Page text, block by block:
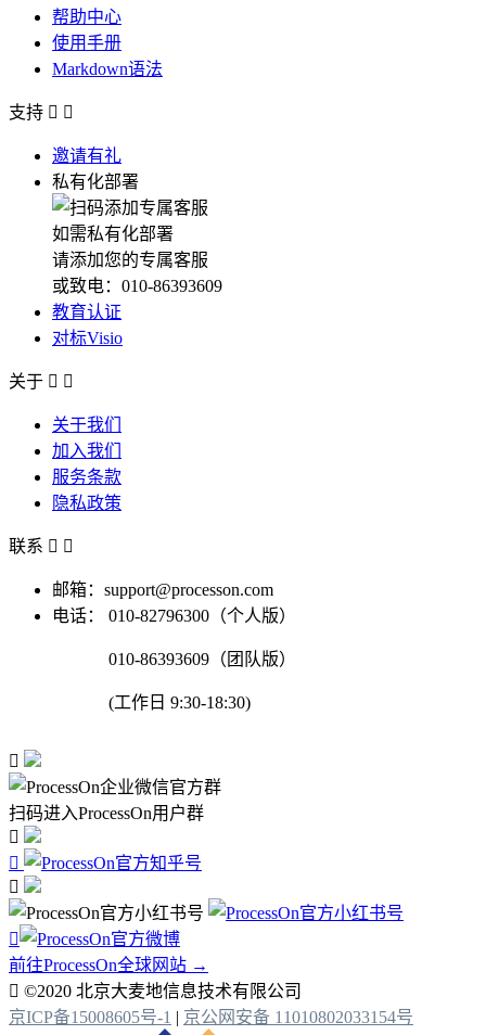
帮助中心
使用手册
Markdown语法
支持  
邀请有礼
私有化部署
如需私有化部署
请添加您的专属客服
或致电：010-86393609
教育认证
对标Visio
关于  
关于我们
加入我们
服务条款
隐私政策
联系  
邮箱：support@processon.com
电话：
010-82796300（个人版）
010-86393609（团队版）
(工作日 9:30-18:30)

扫码进入ProcessOn用户群




前往ProcessOn全球网站 →
 ©2020 北京大麦地信息技术有限公司
京ICP备15008605号-1 | 京公网安备 11010802033154号